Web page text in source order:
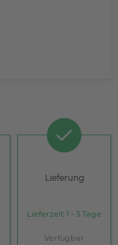
Lieferung
Lieferzeit 1 - 3 Tage
Verfügbar